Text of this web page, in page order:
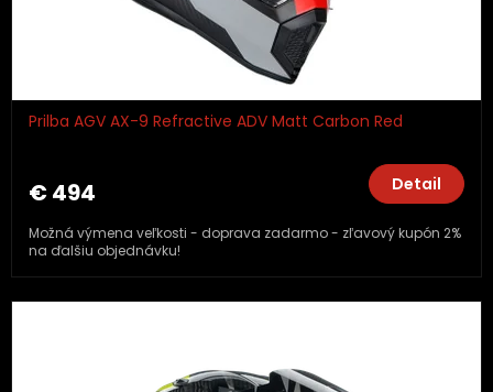
Prilba AGV AX-9 Refractive ADV Matt Carbon Red
€ 494 Detail
Možná výmena veľkosti - doprava zadarmo - zľavový kupón 2%
na ďalšiu objednávku!